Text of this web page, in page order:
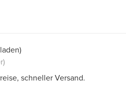
schneller Versand.